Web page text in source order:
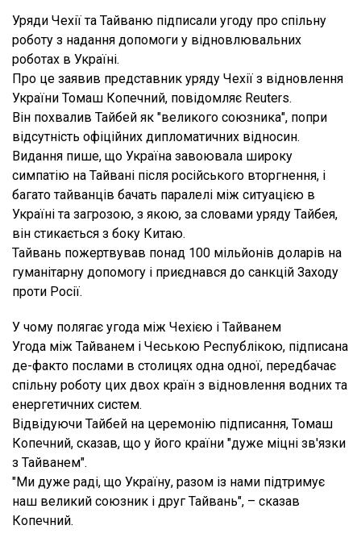
Уряди Чехії та Тайваню підписали угоду про спільну
роботу з надання допомоги у відновлювальних
роботах в Україні.
Про це заявив представник уряду Чехії з відновлення
України Томаш Копечний, повідомляє Reuters.
Він похвалив Тайбей як "великого союзника", попри
відсутність офіційних дипломатичних відносин.
Видання пише, що Україна завоювала широку
симпатію на Тайвані після російського вторгнення, і
багато тайванців бачать паралелі між ситуацією в
Україні та загрозою, з якою, за словами уряду Тайбея,
він стикається з боку Китаю.
Тайвань пожертвував понад 100 мільйонів доларів на
гуманітарну допомогу і приєднався до санкцій Заходу
проти Росії.
У чому полягає угода між Чехією і Тайванем
Угода між Тайванем і Чеською Республікою, підписана
де-факто послами в столицях одна одної, передбачає
спільну роботу цих двох країн з відновлення водних та
енергетичних систем.
Відвідуючи Тайбей на церемонію підписання, Томаш
Копечний, сказав, що у його країни "дуже міцні зв'язки
з Тайванем".
"Ми дуже раді, що Україну, разом із нами підтримує
наш великий союзник і друг Тайвань", – сказав
Копечний.